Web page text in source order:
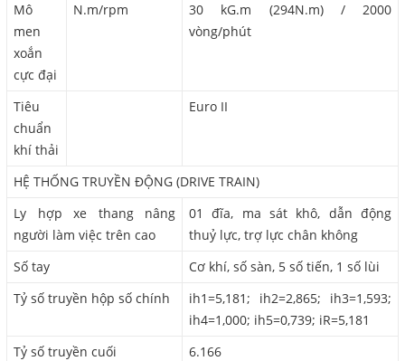
Mô
men
xoắn
cực đại
N.m/rpm
30 kG.m (294N.m) / 2000
vòng/phút
Tiêu
chuẩn
khí thải
Euro II
HỆ THỐNG TRUYỀN ĐỘNG (DRIVE TRAIN)
Ly hợp xe thang nâng
người làm việc trên cao
01 đĩa, ma sát khô, dẫn động
thuỷ lực, trợ lực chân không
Số tay
Cơ khí, số sàn, 5 số tiến, 1 số lùi
Tỷ số truyền hộp số chính
ih1=5,181; ih2=2,865; ih3=1,593;
ih4=1,000; ih5=0,739; iR=5,181
Tỷ số truyền cuối
6.166